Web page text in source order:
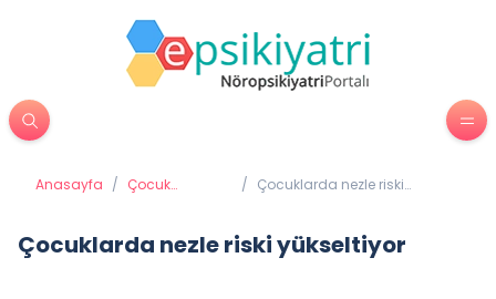
Anasayfa / Çocuk
/ Çocuklarda nezle riski
Çocuklarda nezle riski yükseltiyor